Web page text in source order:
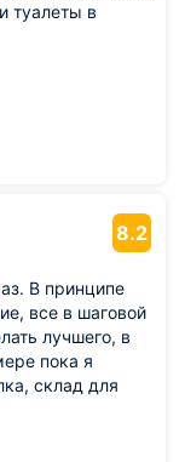
туалеты в
какоето
побольше ламп
8.2
В принципе
все в шаговой
лучшего, в
пока я
склад для
( чужое ведь